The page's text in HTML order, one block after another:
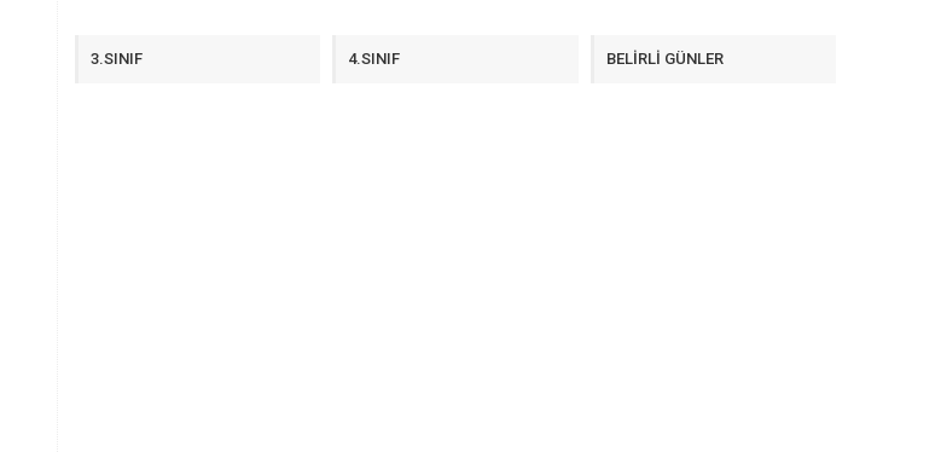
3.SINIF 4.SINIF BELİRLİ GÜNLER